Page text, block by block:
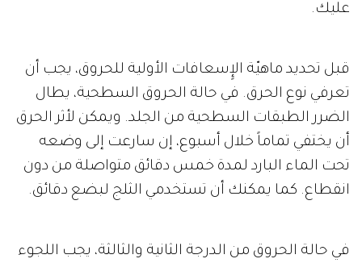
عليك.
قبل تحديد ماهيّة الإٍسعافات الأولية للحروق، يجب أن
تعرفي نوع الحرق. في حالة الحروق السطحية، يطال
الضرر الطبقات السطحية من الجلد. ويمكن لأثر الحرق
أن يختفي تماماً خلال أسبوع، إن سارعت إلى وضعه
تحت الماء البارد لمدة خمس دقائق متواصلة من دون
انقطاع. كما يمكنك أن تستخدمي الثلج لبضع دقائق.
في حالة الحروق من الدرجة الثانية والثالثة، يجب اللجوء